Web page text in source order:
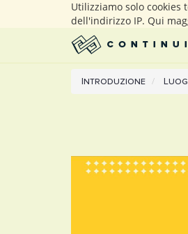
Utilizziamo solo
dell'indirizzo IP. Qui
Introduzione